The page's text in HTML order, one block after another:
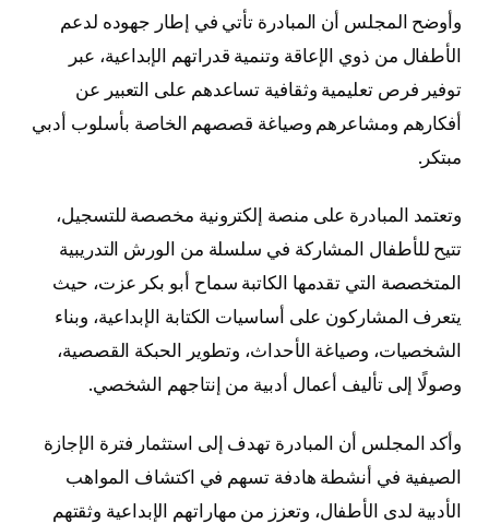
وأوضح المجلس أن المبادرة تأتي في إطار جهوده لدعم
الأطفال من ذوي الإعاقة وتنمية قدراتهم الإبداعية، عبر
توفير فرص تعليمية وثقافية تساعدهم على التعبير عن
أفكارهم ومشاعرهم وصياغة قصصهم الخاصة بأسلوب أدبي
مبتكر.
وتعتمد المبادرة على منصة إلكترونية مخصصة للتسجيل،
تتيح للأطفال المشاركة في سلسلة من الورش التدريبية
المتخصصة التي تقدمها الكاتبة سماح أبو بكر عزت، حيث
يتعرف المشاركون على أساسيات الكتابة الإبداعية، وبناء
الشخصيات، وصياغة الأحداث، وتطوير الحبكة القصصية،
وصولًا إلى تأليف أعمال أدبية من إنتاجهم الشخصي.
وأكد المجلس أن المبادرة تهدف إلى استثمار فترة الإجازة
الصيفية في أنشطة هادفة تسهم في اكتشاف المواهب
الأدبية لدى الأطفال، وتعزز من مهاراتهم الإبداعية وثقتهم